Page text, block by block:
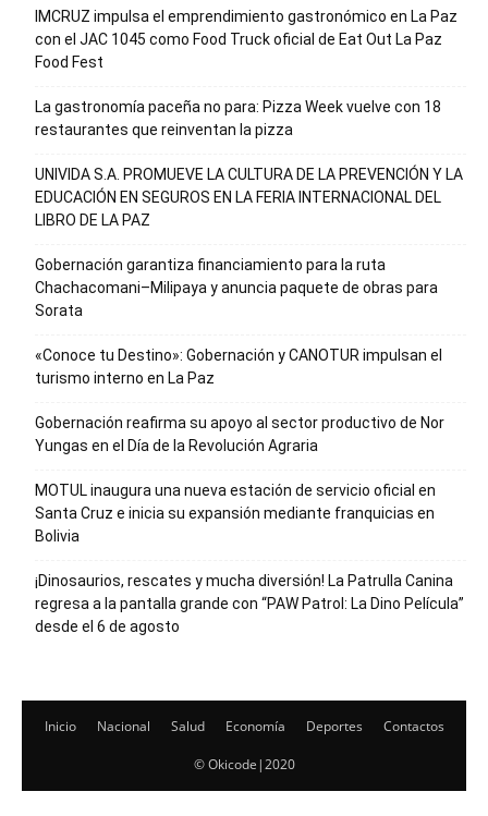
IMCRUZ impulsa el emprendimiento gastronómico en La Paz
con el JAC 1045 como Food Truck oficial de Eat Out La Paz
Food Fest
La gastronomía paceña no para: Pizza Week vuelve con 18
restaurantes que reinventan la pizza
UNIVIDA S.A. PROMUEVE LA CULTURA DE LA PREVENCIÓN Y LA
EDUCACIÓN EN SEGUROS EN LA FERIA INTERNACIONAL DEL
LIBRO DE LA PAZ
Gobernación garantiza financiamiento para la ruta
Chachacomani–Milipaya y anuncia paquete de obras para
Sorata
«Conoce tu Destino»: Gobernación y CANOTUR impulsan el
turismo interno en La Paz
Gobernación reafirma su apoyo al sector productivo de Nor
Yungas en el Día de la Revolución Agraria
MOTUL inaugura una nueva estación de servicio oficial en
Santa Cruz e inicia su expansión mediante franquicias en
Bolivia
¡Dinosaurios, rescates y mucha diversión! La Patrulla Canina
regresa a la pantalla grande con “PAW Patrol: La Dino Película”
desde el 6 de agosto
Inicio Nacional Salud Economía Deportes Contactos
© Okicode|2020